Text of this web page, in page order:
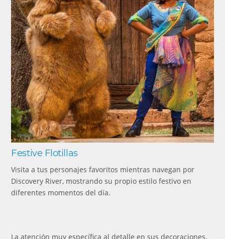
Festive Flotillas
Visita a tus personajes favoritos mientras navegan por
Discovery River, mostrando su propio estilo festivo en
diferentes momentos del día.
La atención muy específica al detalle en sus decoraciones,